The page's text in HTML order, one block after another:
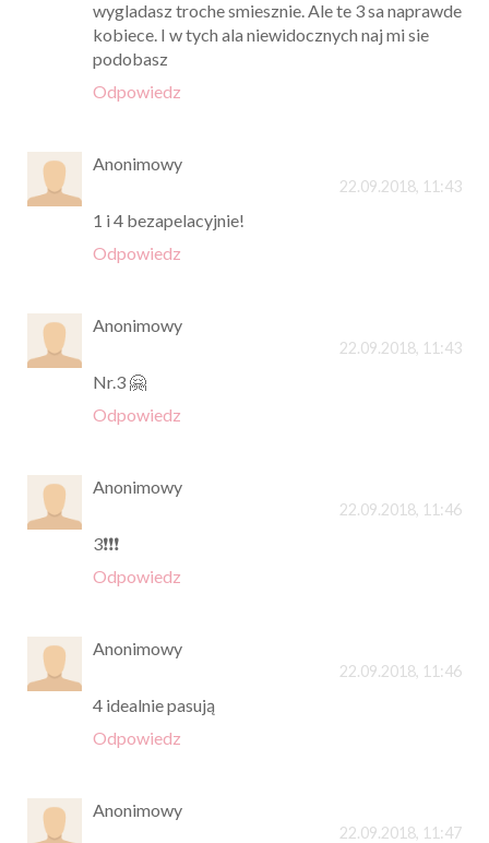
wygladasz troche smiesznie. Ale te 3 sa naprawde
kobiece. I w tych ala niewidocznych naj mi sie
podobasz
Odpowiedz
Anonimowy
22.09.2018, 11:43
1 i 4 bezapelacyjnie!
Odpowiedz
Anonimowy
22.09.2018, 11:43
Nr.3 🤗
Odpowiedz
Anonimowy
22.09.2018, 11:46
3❗️❗️❗️
Odpowiedz
Anonimowy
22.09.2018, 11:46
4 idealnie pasują
Odpowiedz
Anonimowy
22.09.2018, 11:47